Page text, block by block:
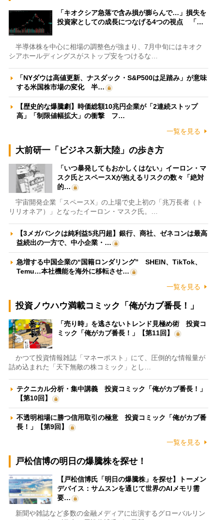
「キオクシア急落で含み損が膨らんで…」損失を
投資家としての成長につなげる4つの視点 「…
半導体株を中心に相場の調整色が強まり、7月中旬にはキオク
シアホールディングスがストップ安をつけるな…
「NYダウは高値更新、ナスダック・S&P500は足踏み」が意味
する米国株市場の変化 半…
【歴史的な爆騰劇】時価総額10兆円企業が「2連続ストップ
高」「制限値幅拡大」の衝撃 フ…
一覧を見る
大前研一「ビジネス新大陸」の歩き方
「いつ暴発してもおかしくはない」イーロン・マ
スク氏とスペースXが抱えるリスクの数々「絶対
的…
宇宙開発企業「スペースX」の上場で史上初の「兆万長者（ト
リリオネア）」となったイーロン・マスク氏。…
【3メガバンクは純利益5兆円超】銀行、商社、ゼネコンは最高
益続出の一方で、中小企業・…
急増する中国企業の“国籍ロンダリング” SHEIN、TikTok、
Temu…本社機能を海外に移転させ…
一覧を見る
投資ノウハウ満載コミック「俺がカブ番長！」
「売り時」を逃さないトレンド見極め術 投資コ
ミック「俺がカブ番長！」【第11回】
かつて投資情報雑誌「マネーポスト」にて、圧倒的な情報量が
詰め込まれた「天下無敵の株コミック」とし…
テクニカル分析・集中講義 投資コミック「俺がカブ番長！」
【第10回】
不透明相場に勝つ信用取引の極意 投資コミック「俺がカブ番
長！」【第9回】
一覧を見る
戸松信博の明日の爆騰株を探せ！
【戸松信博氏「明日の爆騰株」を探せ】トーメン
デバイス：サムスンを通じて世界のAIメモリ需
要…
新聞や雑誌など多数の金融メディアに出演するグローバルリン